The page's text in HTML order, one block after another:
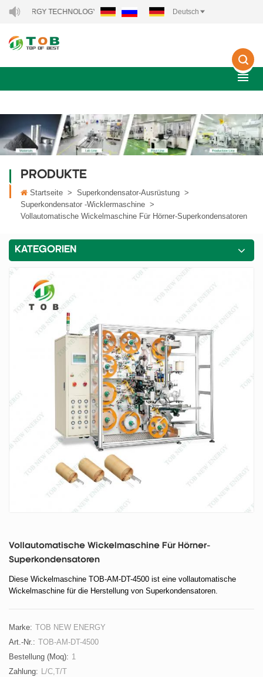
TECHNOLOGY CO., LTD.. Deutsch
PRODUKTE
Startseite > Superkondensator-Ausrüstung >
Superkondensator -Wicklermaschine >
Vollautomatische Wickelmaschine Für Hörner-Superkondensatoren
KATEGORIEN
Vollautomatische Wickelmaschine Für Hörner-
Superkondensatoren
Diese Wickelmaschine TOB-AM-DT-4500 ist eine vollautomatische
Wickelmaschine für die Herstellung von Superkondensatoren.
Marke: TOB NEW ENERGY
Art.-Nr.: TOB-AM-DT-4500
Bestellung (moq): 1
Zahlung: L/C,T/T